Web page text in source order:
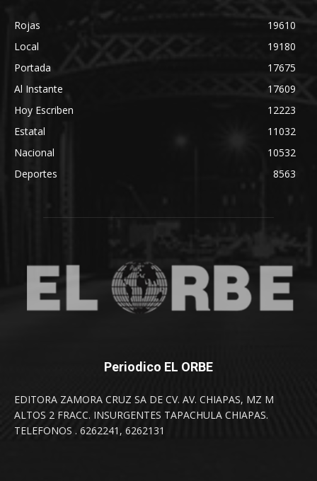
Rojas
19610
Local
19180
Portada
17675
Al Instante
17609
Hoy Escriben
12223
Estatal
11032
Nacional
10532
Deportes
8563
Periodico EL ORBE
EDITORA ZAMORA CRUZ SA DE CV. AV. CHIAPAS, MZ M
ALTOS 2 FRACC. INSURGENTES TAPACHULA CHIAPAS.
TELEFONOS . 6262241, 6262131